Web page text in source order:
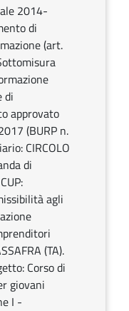
2014-
di
(art.
di
approvato
(BURP n.
CIRCOLO
di
agli
(TA).
Corso di
giovani
I -